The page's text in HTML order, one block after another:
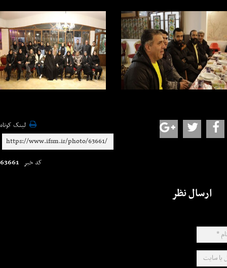
لینک کوتاه
کد خبر 63661
ارسال نظر